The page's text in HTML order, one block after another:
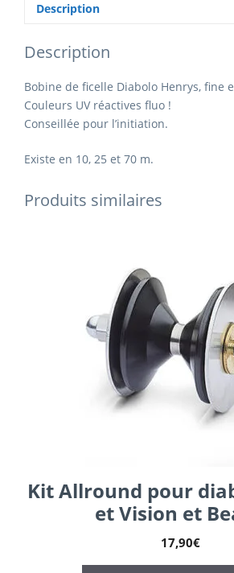
Description
Description
Bobine de ficelle Diabolo Henrys, fine
Couleurs UV réactives fluo !
Conseillée pour l’initiation.
Existe en 10, 25 et 70 m.
Produits similaires
Kit Allround pour
et Vision et
17,90€